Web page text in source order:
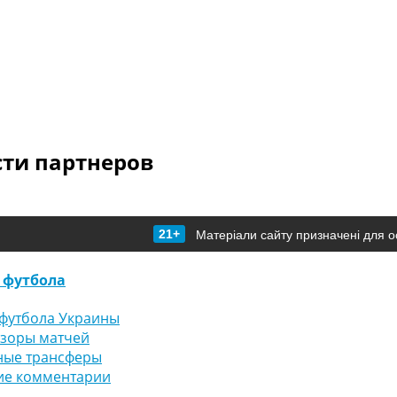
партнеров
21+ Матеріали сайту призначені для
Украины
матчей
трансферы
комментарии